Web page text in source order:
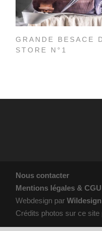
GRANDE BESACE
STORE N°1
Nous contacter
Mentions légales & CGU
Webdesign parWildesign
Crédits photos sur ce